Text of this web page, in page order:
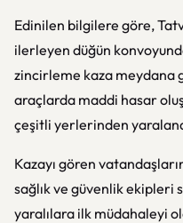
Edinilen bilgilere göre,
ilerleyen düğün
zincirleme kaza meydana
araçlarda maddi hasar
çeşitli yerlerinden
Kazayı gören
sağlık ve güvenlik ekipleri
yaralılara ilk müdahaleyi